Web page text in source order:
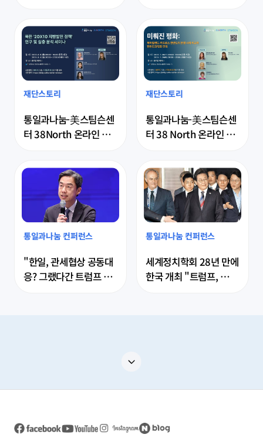
재단스토리
통일과나눔-美스팀슨센
터 38North 온라인 공
심층 분석 세미나'
8/5(화)
재단스토리
통일과나눔-美스팀슨센
터 38 North 온라인 비
스·한반도의 분쟁 사례
비교와 한반도의 평화 모
색' 7/30(수)
통일과나눔 컨퍼런스
"한일, 관세협상 공동대
응? 그랬다간 트럼프 더
통일과나눔 컨퍼런스
세계정치학회 28년 만에
한국 개최 "트럼프, 美의